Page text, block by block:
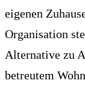
eigenen
Organisation
Alternative zu
betreutem